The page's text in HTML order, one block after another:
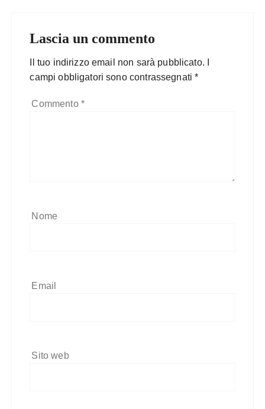
Lascia un commento
Il tuo indirizzo email non sarà pubblicato.
campi obbligatori sono contrassegnati*
Commento *
Nome
Email
Sito web